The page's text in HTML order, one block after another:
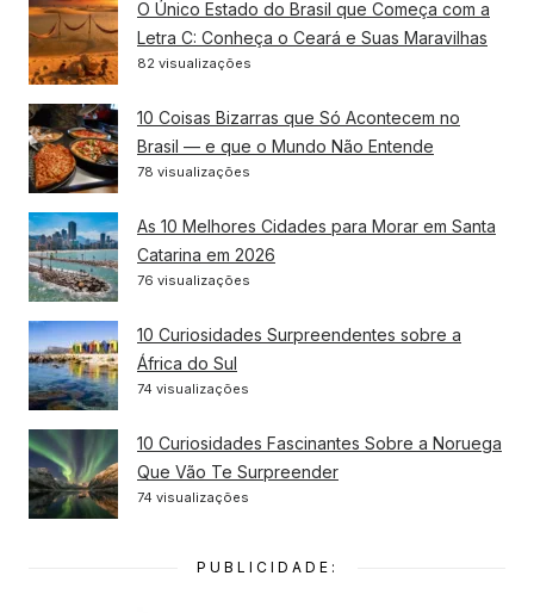
O Único Estado do Brasil que Começa com a
Letra C: Conheça o Ceará e Suas Maravilhas
82 visualizações
10 Coisas Bizarras que Só Acontecem no
Brasil — e que o Mundo Não Entende
78 visualizações
As 10 Melhores Cidades para Morar em Santa
Catarina em 2026
76 visualizações
10 Curiosidades Surpreendentes sobre a
África do Sul
74 visualizações
10 Curiosidades Fascinantes Sobre a Noruega
Que Vão Te Surpreender
74 visualizações
PUBLICIDADE: